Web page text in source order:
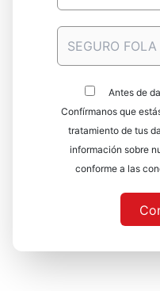
Antes de
Confírmanos que
tratamiento de tus
información sobre
conforme a las